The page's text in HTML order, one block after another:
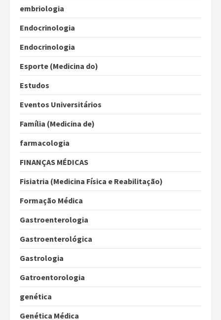
embriologia
Endocrinologia
Endocrinologia
Esporte (Medicina do)
Estudos
Eventos Universitários
Família (Medicina de)
farmacologia
FINANÇAS MÉDICAS
Fisiatria (Medicina Física e Reabilitação)
Formação Médica
Gastroenterologia
Gastroenterológica
Gastrologia
Gatroentorologia
genética
Genética Médica